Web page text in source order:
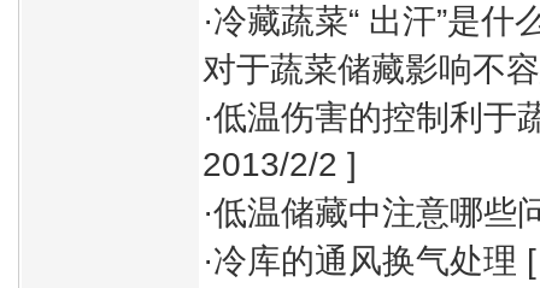
·冷藏蔬菜“ 出汗”是什
对于蔬菜储藏影响不
·低温伤害的控制利于
2013/2/2 ]
·低温储藏中注意哪些
·冷库的通风换气处理